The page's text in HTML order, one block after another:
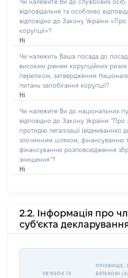
Чи належите Ви до службових осіб,
відповідальне та особливо
відповідно до Закону України «Про
корупції»?
Ні
Чи належить Ваша посада до
високим рівнем корупційних
переліком, затвердженим
питань запобігання корупції?
Ні
Чи належите Ви до національних
відповідно до Закону України “Про
протидію легалізації (відмиванню)
злочинним шляхом, фінансуванню
фінансуванню розповсюдження
знищення”?
Ні
2.2. Інформація про
суб'єкта
ЗВʼЯЗОК ІЗ
ПРІЗВИЩЕ,
БАТЬКОВІ